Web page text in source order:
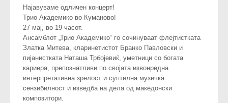
Најавуваме одличен концерт!
Трио Академико во Куманово!
27 мај, во 19 часот.
Ансамблот „Трио Академико“ го сочинуваат флејтистката
Златка Митева, кларинетистот Бранко Павловски и
пијанистката Наташа Трбојевиќ, уметници со богата
кариера, препознатливи по својата извонредна
интерпретативна зрелост и суптилна музичка
сензибилност и изведба на дела од македонски
композитори.